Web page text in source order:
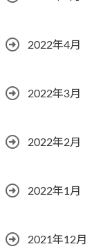
2022年4月
2022年3月
2022年2月
2022年1月
2021年12月